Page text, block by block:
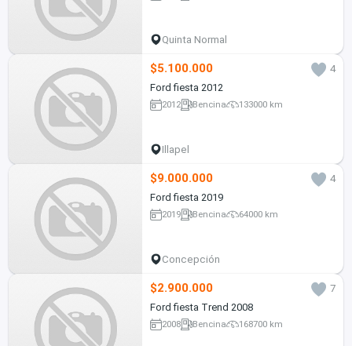
Quinta Normal
$5.100.000
4
Ford fiesta 2012
2012 Bencina 133000 km
Illapel
$9.000.000
4
Ford fiesta 2019
2019 Bencina 64000 km
Concepción
$2.900.000
7
Ford fiesta Trend 2008
2008 Bencina 168700 km